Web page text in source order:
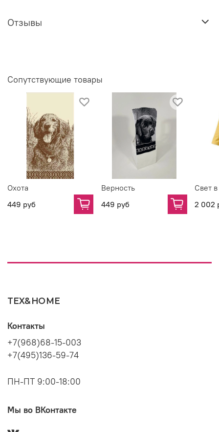
Отзывы
Сопутствующие товары
Охота
449 руб
Верность
449 руб
Свет
2 002
TEX&HOME
Контакты
+7(968)68-15-003
+7(495)136-59-74
ПН-ПТ 9:00-18:00
Мы во ВКонтакте